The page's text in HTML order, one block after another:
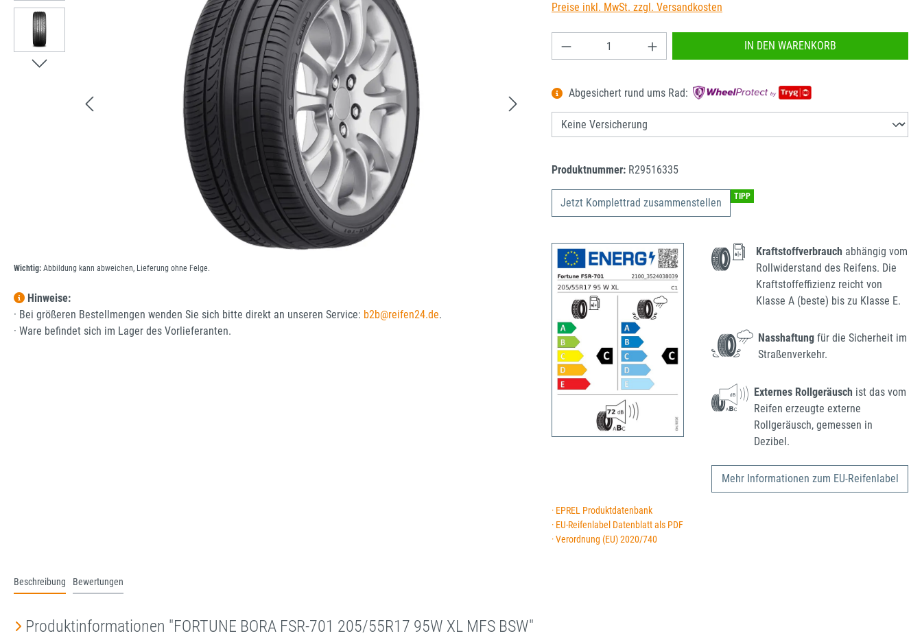
Wichtig: Abbildung kann abweichen, Lieferung ohne Felge.
Hinweise:
· Bei größeren Bestellmengen wenden Sie sich bitte direkt an unseren Service: b2b@reifen24.de.
· Ware befindet sich im Lager des Vorlieferanten.
Preise inkl. MwSt. zzgl. Versandkosten
Produkt Anzahl: Gib den gewünschten Wert ein oder
IN DEN WARENKORB
Abgesichert rund ums Rad:
Produktnummer: R29516335
Jetzt Komplettrad zusammenstellen TIPP
Kraftstoffverbrauch abhängig vom
Rollwiderstand des Reifens. Die
Kraftstoffeffizienz reicht von
Klasse A (beste) bis zu Klasse E.
Nasshaftung für die Sicherheit im
Straßenverkehr.
Externes Rollgeräusch ist das vom
Reifen erzeugte externe
Rollgeräusch, gemessen in
Dezibel.
Mehr Informationen zum EU-Reifenlabel
· EPREL Produktdatenbank
· EU-Reifenlabel Datenblatt als PDF
· Verordnung (EU) 2020/740
Beschreibung Bewertungen
Produktinformationen "FORTUNE BORA FSR-701 205/55R17 95W XL MFS BSW"